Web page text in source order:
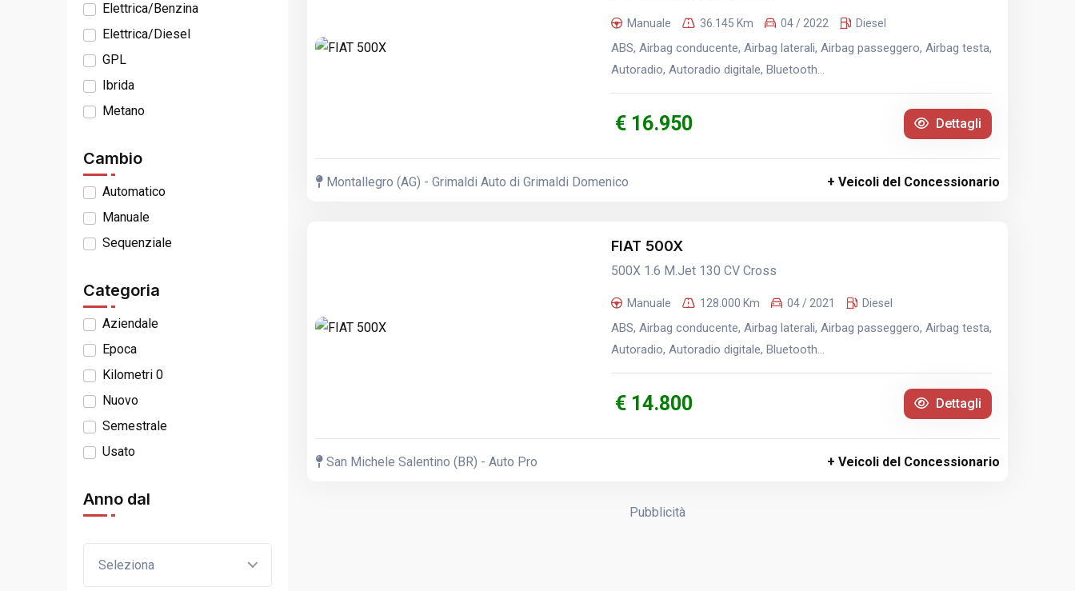
Elettrica/Benzina
Elettrica/Diesel
GPL
Ibrida
Metano
Cambio
Automatico
Manuale
Sequenziale
Categoria
Aziendale
Epoca
Kilometri 0
Nuovo
Semestrale
Usato
Anno dal
Seleziona
Manuale 36.145 Km 04 / 2022 Diesel
ABS, Airbag conducente, Airbag laterali, Airbag passeggero, Airbag testa,
Autoradio, Autoradio digitale, Bluetooth...
€ 16.950 Dettagli
Montallegro (AG) - Grimaldi Auto di Grimaldi Domenico + Veicoli del Concessionario
FIAT 500X
500X 1.6 M.Jet 130 CV Cross
Manuale 128.000 Km 04 / 2021 Diesel
ABS, Airbag conducente, Airbag laterali, Airbag passeggero, Airbag testa,
Autoradio, Autoradio digitale, Bluetooth...
€ 14.800 Dettagli
San Michele Salentino (BR) - Auto Pro + Veicoli del Concessionario
Pubblicità